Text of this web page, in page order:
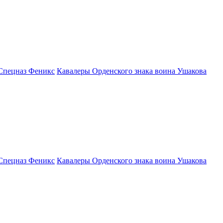
Феникс Кавалеры Орденского знака воина Ушакова
Феникс Кавалеры Орденского знака воина Ушакова